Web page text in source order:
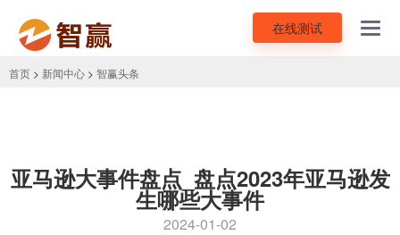
在线测试
首页 > 新闻中心 > 智赢头条
亚马逊大事件盘点_盘点2023年亚马逊发
生哪些大事件
2024-01-02